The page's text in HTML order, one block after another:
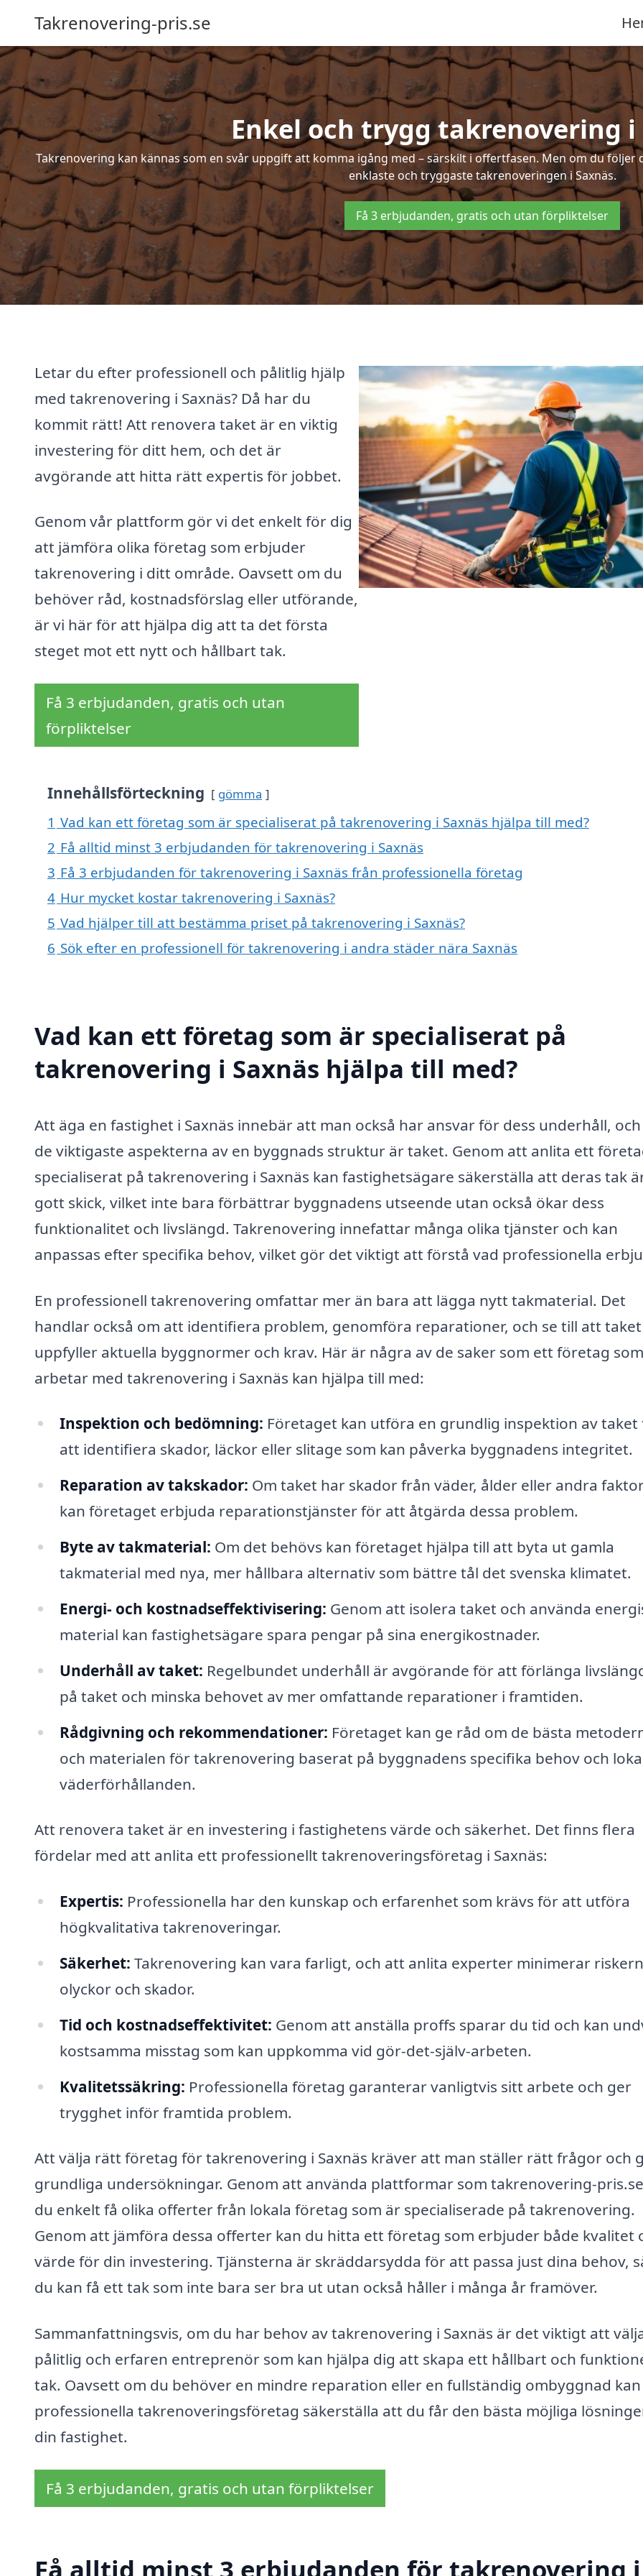
Takrenovering-pris.se
Enkel och trygg takrenovering i
Takrenovering kan kännas som en svår uppgift att komma igång med – särskilt i offertfasen. Men om du
enklaste och tryggaste takrenoveringen i Saxnäs.
Få 3 erbjudanden, gratis och utan förpliktelser
Letar du efter professionell och pålitlig hjälp
med takrenovering i Saxnäs? Då har du
kommit rätt! Att renovera taket är en viktig
investering för ditt hem, och det är
avgörande att hitta rätt expertis för jobbet.
Genom vår plattform gör vi det enkelt för dig
att jämföra olika företag som erbjuder
takrenovering i ditt område. Oavsett om du
behöver råd, kostnadsförslag eller utförande,
är vi här för att hjälpa dig att ta det första
steget mot ett nytt och hållbart tak.
Få 3 erbjudanden, gratis och utan
förpliktelser
Innehållsförteckning gömma
1 Vad kan ett företag som är specialiserat på takrenovering i Saxnäs hjälpa till med?
2 Få alltid minst 3 erbjudanden för takrenovering i Saxnäs
3 Få 3 erbjudanden för takrenovering i Saxnäs från professionella företag
4 Hur mycket kostar takrenovering i Saxnäs?
5 Vad hjälper till att bestämma priset på takrenovering i Saxnäs?
6 Sök efter en professionell för takrenovering i andra städer nära Saxnäs
Vad kan ett företag som är specialiserat på
takrenovering i Saxnäs hjälpa till med?
Att äga en fastighet i Saxnäs innebär att man också har ansvar för dess underhåll,
de viktigaste aspekterna av en byggnads struktur är taket. Genom att anlita ett
specialiserat på takrenovering i Saxnäs kan fastighetsägare säkerställa att deras tak
gott skick, vilket inte bara förbättrar byggnadens utseende utan också ökar dess
funktionalitet och livslängd. Takrenovering innefattar många olika tjänster och kan
anpassas efter specifika behov, vilket gör det viktigt att förstå vad professionella
En professionell takrenovering omfattar mer än bara att lägga nytt takmaterial. Det
handlar också om att identifiera problem, genomföra reparationer, och se till att taket
uppfyller aktuella byggnormer och krav. Här är några av de saker som ett företag som
arbetar med takrenovering i Saxnäs kan hjälpa till med:
Inspektion och bedömning: Företaget kan utföra en grundlig inspektion av taket
att identifiera skador, läckor eller slitage som kan påverka byggnadens integritet.
Reparation av takskador: Om taket har skador från väder, ålder eller andra
kan företaget erbjuda reparationstjänster för att åtgärda dessa problem.
Byte av takmaterial: Om det behövs kan företaget hjälpa till att byta ut gamla
takmaterial med nya, mer hållbara alternativ som bättre tål det svenska klimatet.
Energi- och kostnadseffektivisering: Genom att isolera taket och använda
material kan fastighetsägare spara pengar på sina energikostnader.
Underhåll av taket: Regelbundet underhåll är avgörande för att förlänga
på taket och minska behovet av mer omfattande reparationer i framtiden.
Rådgivning och rekommendationer: Företaget kan ge råd om de bästa
och materialen för takrenovering baserat på byggnadens specifika behov och
väderförhållanden.
Att renovera taket är en investering i fastighetens värde och säkerhet. Det finns flera
fördelar med att anlita ett professionellt takrenoveringsföretag i Saxnäs:
Expertis: Professionella har den kunskap och erfarenhet som krävs för att utföra
högkvalitativa takrenoveringar.
Säkerhet: Takrenovering kan vara farligt, och att anlita experter minimerar
olyckor och skador.
Tid och kostnadseffektivitet: Genom att anställa proffs sparar du tid och kan
kostsamma misstag som kan uppkomma vid gör-det-själv-arbeten.
Kvalitetssäkring: Professionella företag garanterar vanligtvis sitt arbete och ger
trygghet inför framtida problem.
Att välja rätt företag för takrenovering i Saxnäs kräver att man ställer rätt frågor och
grundliga undersökningar. Genom att använda plattformar som takrenovering-
du enkelt få olika offerter från lokala företag som är specialiserade på takrenovering.
Genom att jämföra dessa offerter kan du hitta ett företag som erbjuder både kvalitet
värde för din investering. Tjänsterna är skräddarsydda för att passa just dina behov,
du kan få ett tak som inte bara ser bra ut utan också håller i många år framöver.
Sammanfattningsvis, om du har behov av takrenovering i Saxnäs är det viktigt att
pålitlig och erfaren entreprenör som kan hjälpa dig att skapa ett hållbart och
tak. Oavsett om du behöver en mindre reparation eller en fullständig ombyggnad kan
professionella takrenoveringsföretag säkerställa att du får den bästa möjliga
din fastighet.
Få 3 erbjudanden, gratis och utan förpliktelser